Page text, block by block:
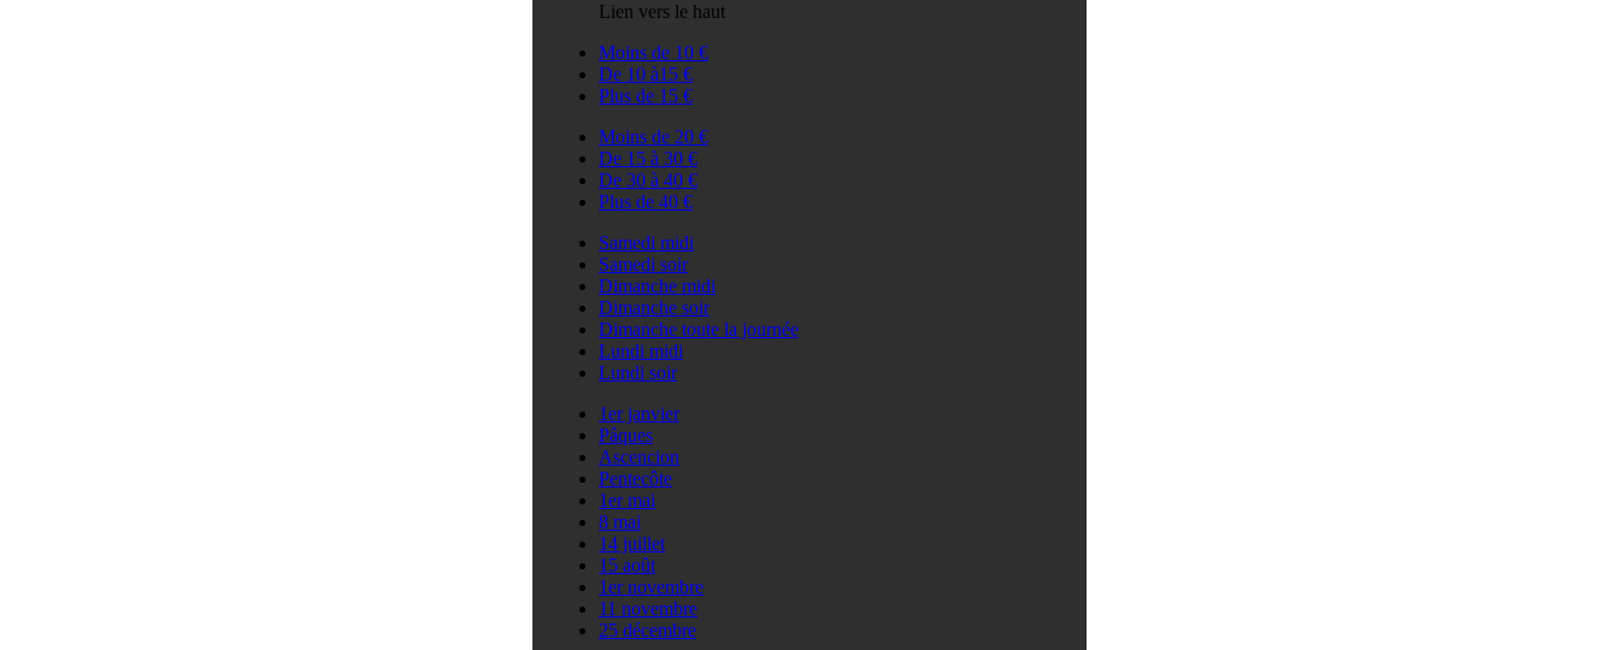
Lien vers le haut
Moins de 10 €
De 10 à15 €
Plus de 15 €
Moins de 20 €
De 15 à 30 €
De 30 à 40 €
Plus de 40 €
Samedi midi
Samedi soir
Dimanche midi
Dimanche soir
Dimanche toute la journée
Lundi midi
Lundi soir
1er janvier
Pâques
Ascencion
Pentecôte
1er mai
8 mai
14 juillet
15 août
1er novembre
11 novembre
25 décembre